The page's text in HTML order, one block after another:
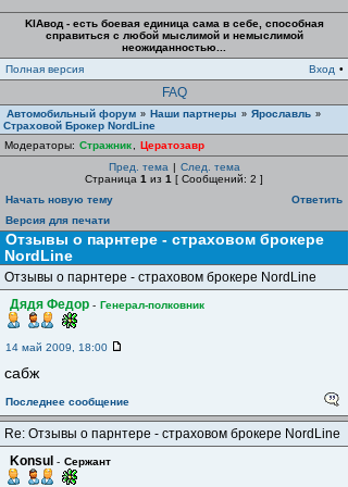
KIAвод - есть боевая единица сама в себе, способная
справиться с любой мыслимой и немыслимой
неожиданностью...
Полная версия
Вход •
FAQ
Автомобильный форум » Наши партнеры » Ярославль »
Страховой Брокер NordLine
Модераторы: Стражник
Цератозавр
Пред. тема | След. тема
Страница 1 из 1 [ Сообщений: 2 ]
Начать новую тему
Ответить
Версия для печати
Отзывы о парнтере - страховом брокере
NordLine
Отзывы о парнтере - страховом брокере NordLine
Дядя Федор - Генерал-полковник
14 май 2009, 18:00
сабж
Последнее сообщение
Re: Отзывы о парнтере - страховом брокере NordLine
Konsul - Сержант